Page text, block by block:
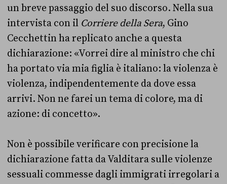
un breve passaggio del suo discorso. Nella sua
intervista con il Corriere della Sera, Gino
Cecchettin ha replicato anche a questa
dichiarazione: «Vorrei dire al ministro che chi
ha portato via mia figlia è italiano: la violenza è
violenza, indipendentemente da dove essa
arrivi. Non ne farei un tema di colore, ma di
azione: di concetto».
Non è possibile verificare con precisione la
dichiarazione fatta da Valditara sulle violenze
sessuali commesse dagli immigrati irregolari a